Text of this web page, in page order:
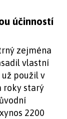
účinností
zejména
vlastní
už použil v
roky starý
2200